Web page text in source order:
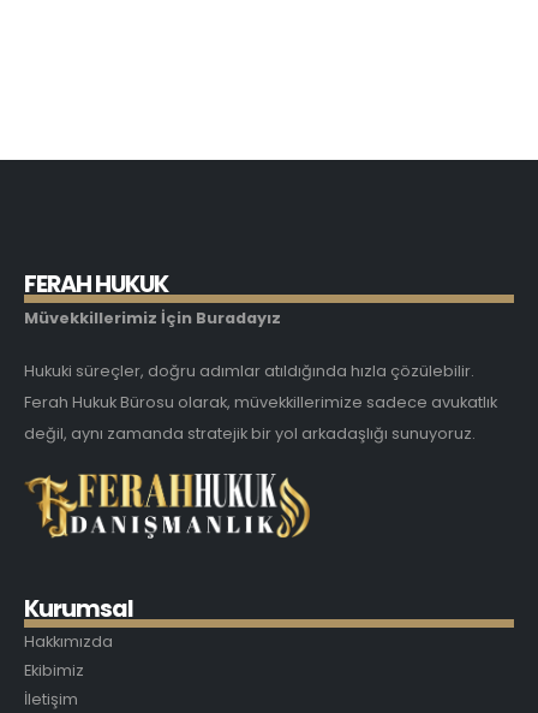
FERAHHUKUK
Müvekkillerimiz İçin Buradayız
Hukuki süreçler, doğru adımlar atıldığında hızla çözülebilir.
Ferah Hukuk Bürosu olarak, müvekkillerimize sadece avukatlık
değil, aynı zamanda stratejik bir yol arkadaşlığı sunuyoruz.
Kurumsal
Hakkımızda
Ekibimiz
İletişim